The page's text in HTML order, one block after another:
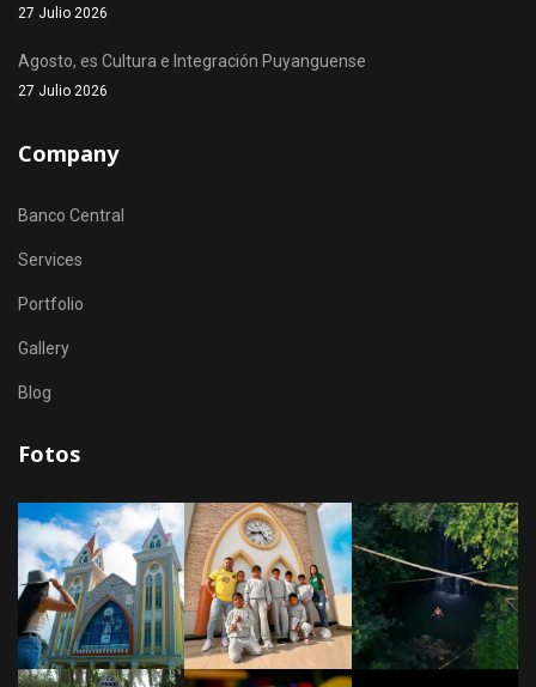
27 Julio 2026
Agosto, es Cultura e Integración Puyanguense
27 Julio 2026
Company
Banco Central
Services
Portfolio
Gallery
Blog
Fotos